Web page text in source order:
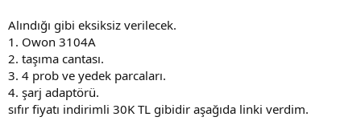
Alındığı gibi eksiksiz verilecek.
1. Owon 3104A
2. taşıma cantası.
3. 4 prob ve yedek parcaları.
4. şarj adaptörü.
sıfır fiyatı indirimli 30K TL gibidir aşağıda linki verdim.